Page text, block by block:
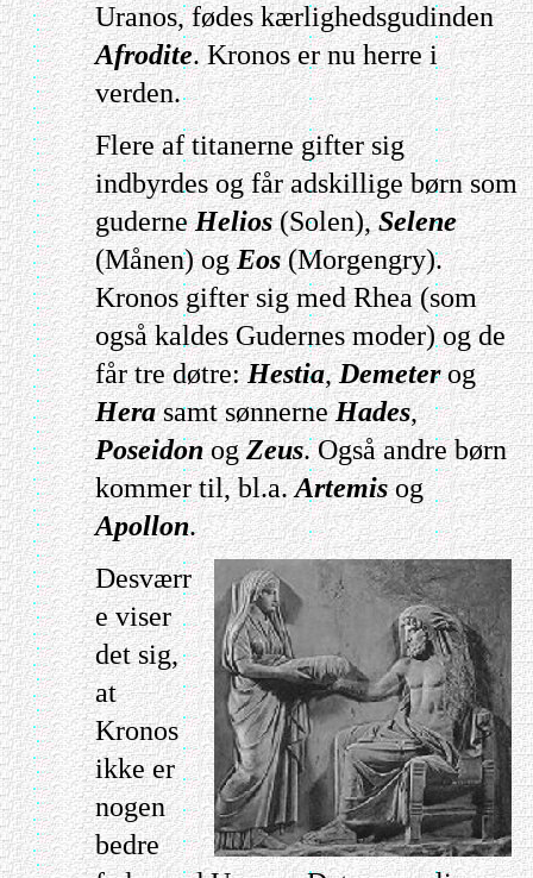
Uranos, fødes kærlighedsgudinden
Afrodite. Kronos er nu herre i
verden.
Flere af titanerne gifter sig
indbyrdes og får adskillige børn som
guderneHelios(Solen),Selene
(Månen) ogEos(Morgengry).
Kronos gifter sig med Rhea (som
også kaldes Gudernes moder) og de
får tre døtre:Hestia,Demeterog
Herasamt sønnerneHades,
PoseidonogZeus. Også andre børn
kommer til, bl.a.Artemisog
Apollon.
Desværr
e viser
det sig,
at
Kronos
ikke er
nogen
bedre